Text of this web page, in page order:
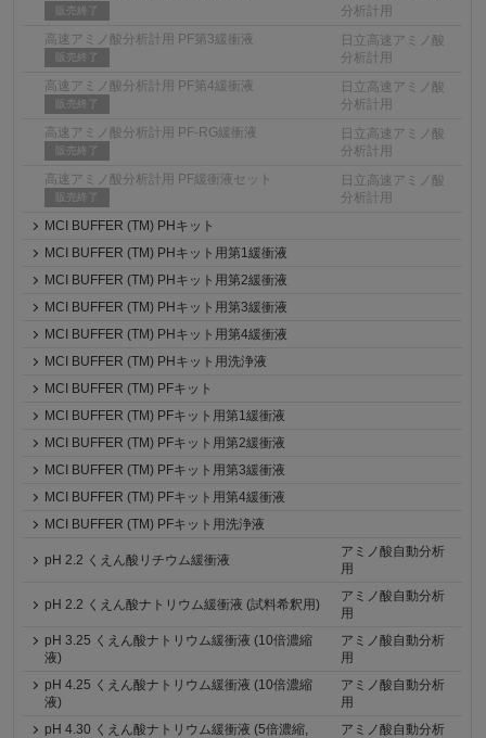
販売終了
分析計用
高速アミノ酸分析計用 PF第3緩衝液
販売終了
日立高速アミノ酸
分析計用
高速アミノ酸分析計用 PF第4緩衝液
販売終了
日立高速アミノ酸
分析計用
高速アミノ酸分析計用 PF-RG緩衝液
販売終了
日立高速アミノ酸
分析計用
高速アミノ酸分析計用 PF緩衝液セット
販売終了
日立高速アミノ酸
分析計用
MCI BUFFER (TM) PHキット
MCI BUFFER (TM) PHキット用第1緩衝液
MCI BUFFER (TM) PHキット用第2緩衝液
MCI BUFFER (TM) PHキット用第3緩衝液
MCI BUFFER (TM) PHキット用第4緩衝液
MCI BUFFER (TM) PHキット用洗浄液
MCI BUFFER (TM) PFキット
MCI BUFFER (TM) PFキット用第1緩衝液
MCI BUFFER (TM) PFキット用第2緩衝液
MCI BUFFER (TM) PFキット用第3緩衝液
MCI BUFFER (TM) PFキット用第4緩衝液
MCI BUFFER (TM) PFキット用洗浄液
pH 2.2 くえん酸リチウム緩衝液
アミノ酸自動分析
用
pH 2.2 くえん酸ナトリウム緩衝液 (試料希釈用)
アミノ酸自動分析
用
pH 3.25 くえん酸ナトリウム緩衝液 (10倍濃縮
液)
アミノ酸自動分析
用
pH 4.25 くえん酸ナトリウム緩衝液 (10倍濃縮
液)
アミノ酸自動分析
用
pH 4.30 くえん酸ナトリウム緩衝液 (5倍濃縮,
アミノ酸自動分析